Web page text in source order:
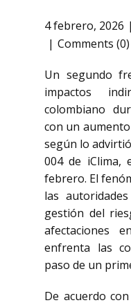
4 febrero, 2026
Comments (0)
Un segundo
impactos
colombiano
con un
según lo
004 de iClima,
febrero. El
las
gestión del
afectaciones
enfrenta las
paso de un
De acuerdo